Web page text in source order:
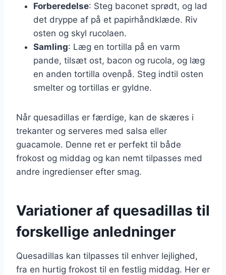
Forberedelse: Steg baconet sprødt, og lad
det dryppe af på et papirhåndklæde. Riv
osten og skyl rucolaen.
Samling: Læg en tortilla på en varm
pande, tilsæt ost, bacon og rucola, og læg
en anden tortilla ovenpå. Steg indtil osten
smelter og tortillas er gyldne.
Når quesadillas er færdige, kan de skæres i
trekanter og serveres med salsa eller
guacamole. Denne ret er perfekt til både
frokost og middag og kan nemt tilpasses med
andre ingredienser efter smag.
Variationer af quesadillas til
forskellige anledninger
Quesadillas kan tilpasses til enhver lejlighed,
fra en hurtig frokost til en festlig middag. Her er